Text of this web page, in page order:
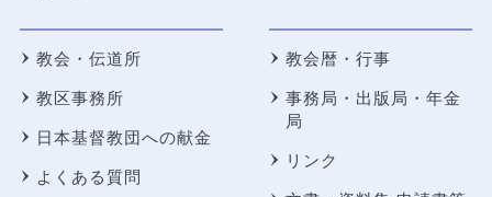
教会・伝道所
教区事務所
日本基督教団への献金
よくある質問
教会暦・行事
事務局・出版局・年金
局
リンク